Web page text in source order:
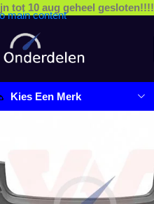
main content
tot 10 aug geheel gesloten!!!!
Kies Een Merk